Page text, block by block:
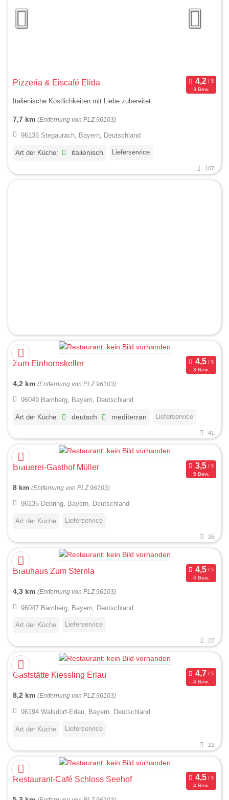
Pizzeria & Eiscafé Elida
3 Bew.
Italienische Köstlichkeiten mit Liebe zubereitet
7,7 km (Entfernung von PLZ 96103)
96135 Stegaurach, Bayern, Deutschland
Art der Küche: italienisch Lieferservice
107
Zum Einhornskeller
3 Bew.
4,2 km (Entfernung von PLZ 96103)
96049 Bamberg, Bayern, Deutschland
Art der Küche: deutsch mediterran Lieferservice
41
Brauerei-Gasthof Müller
5 Bew.
8 km (Entfernung von PLZ 96103)
96135 Debring, Bayern, Deutschland
Art der Küche Lieferservice
26
Brauhaus Zum Sternla
4 Bew.
4,3 km (Entfernung von PLZ 96103)
96047 Bamberg, Bayern, Deutschland
Art der Küche Lieferservice
22
Gaststätte Kiessling Erlau
4 Bew.
8,2 km (Entfernung von PLZ 96103)
96194 Walsdorf-Erlau, Bayern, Deutschland
Art der Küche Lieferservice
22
Restaurant-Café Schloss Seehof
4 Bew.